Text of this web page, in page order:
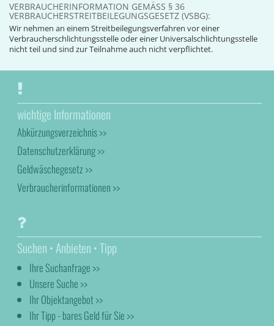
VERBRAUCHERINFORMATION GEMÄSS § 36 V
ERBRAUCHERSTREITBEILEGUNGSGESETZ (VSBG):
Wir nehmen an einem Streitbeilegungsverfahren vor einer
Verbraucherschlichtungsstelle oder einer Universalschlichtungsstelle
nicht teil und sind zur Teilnahme auch nicht verpflichtet.
wichtige Informationen
Abkürzungsverzeichnis >>
Datenschutzerklärung >>
Geldwäschegesetz >>
Verbraucherinformationen >>
Suchen • Anbieten • Tipp
Ihre Suchanfrage >>
Unsere Suche >>
Ihr Objektangebot >>
Ihr Tipp - bares Geld für Sie >>